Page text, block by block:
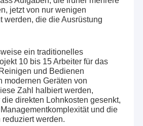
jetzt von nur wenigen
werden, die die Ausrüstung
ein traditionelles
10 bis 15 Arbeiter für das
und Bedienen
modernen Geräten von
Zahl halbiert werden,
direkten Lohnkosten gesenkt,
und die
werden.